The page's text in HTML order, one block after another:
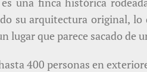
su arquitectura original,
lugar que parece sacado
400 personas en